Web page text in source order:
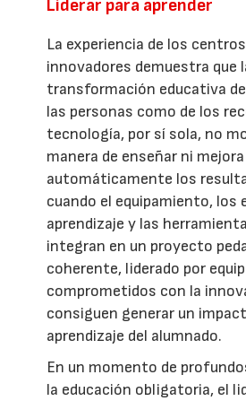
Liderar para aprender
La experiencia de los
innovadores demuestra que
transformación educativa
las personas como de los
tecnología, por sí sola, no
manera de enseñar ni mejora
automáticamente los
cuando el equipamiento, los
aprendizaje y las
integran en un proyecto
coherente, liderado por
comprometidos con la
consiguen generar un
aprendizaje del alumnado.
En un momento de
la educación obligatoria, el